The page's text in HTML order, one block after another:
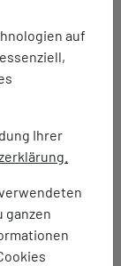
auf
Ihrer
ganzen
Fuß beim
Dämpfung
sorgt für mehr
Traktion